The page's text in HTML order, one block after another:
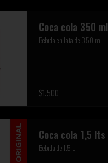
Coca cola 350 ml
Bebida en lata de 350 ml
$1.500
Coca cola 1,5 lts
Bebida de 1.5 L